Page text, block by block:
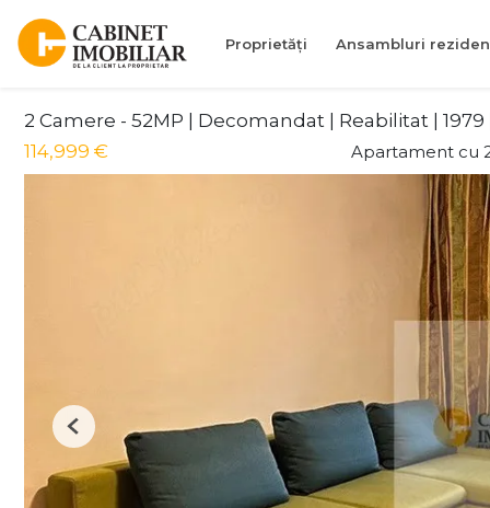
Proprietăți Ansambluri
2 Camere - 52MP | Decomandat | Reabilitat |
114,999 €
Apartament cu
Previous